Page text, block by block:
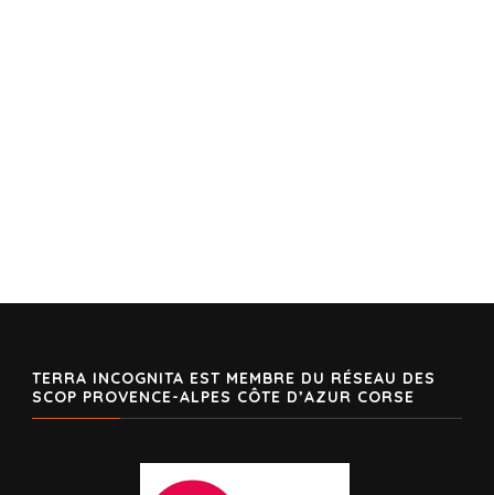
TERRA INCOGNITA EST MEMBRE DU RÉSEAU DES
SCOP PROVENCE-ALPES CÔTE D’AZUR CORSE